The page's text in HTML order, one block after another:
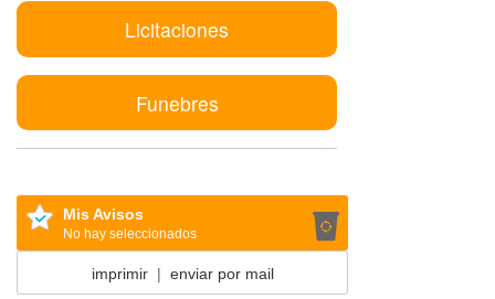
Licitaciones
Funebres
Mis Avisos
No hay seleccionados
imprimir| enviar por mail